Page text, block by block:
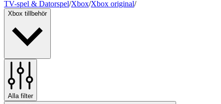
TV-spel & Datorspel/Xbox/Xbox original/
Xbox tillbehör
Alla filter